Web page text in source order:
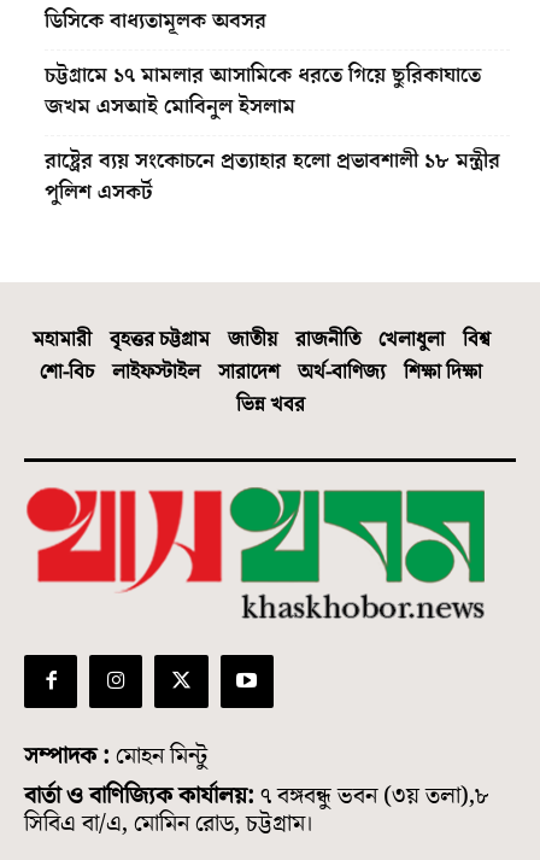
ডিসিকে বাধ্যতামূলক অবসর
চট্টগ্রামে ১৭ মামলার আসামিকে ধরতে গিয়ে ছুরিকাঘাতে
জখম এসআই মোবিনুল ইসলাম
রাষ্ট্রের ব্যয় সংকোচনে প্রত্যাহার হলো প্রভাবশালী ১৮ মন্ত্রীর
পুলিশ এসকর্ট
মহামারী বৃহত্তর চট্টগ্রাম জাতীয় রাজনীতি খেলাধুলা
বিশ্ব
শো-বিচ
লাইফস্টাইল সারাদেশ অর্থ-বাণিজ্য
শিক্ষা দিক্ষা
ভিন্ন খবর
সম্পাদক : মোহন মিন্টু
বার্তা ও বাণিজ্যিক কার্যালয়: ৭ বঙ্গবন্ধু ভবন (৩য় তলা),৮
সিবিএ বা/এ, মোমিন রোড, চট্টগ্রাম।